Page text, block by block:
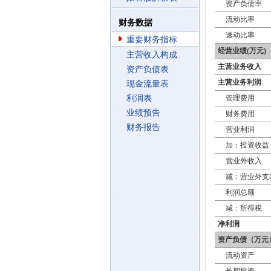
财务数据
重要财务指标
主营收入构成
资产负债表
现金流量表
利润表
业绩预告
财务报告
资产负债率
流动比率
速动比率
经营业绩(万元)
主营业务收入
主营业务利润
管理费用
财务费用
营业利润
加：投资收益
营业外收入
减：营业外支
利润总额
减：所得税
净利润
资产负债（万元
流动资产